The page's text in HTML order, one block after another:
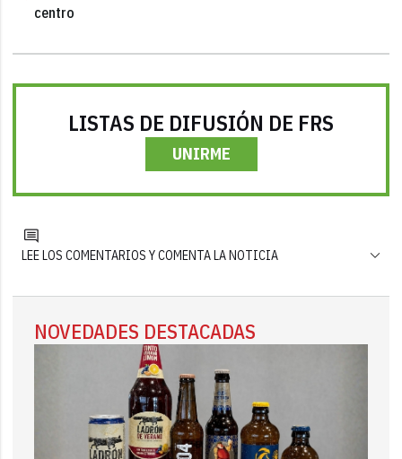
centro
LISTAS DE DIFUSIÓN DE FRS
UNIRME
LEE LOS COMENTARIOS Y COMENTA LA NOTICIA
NOVEDADES DESTACADAS